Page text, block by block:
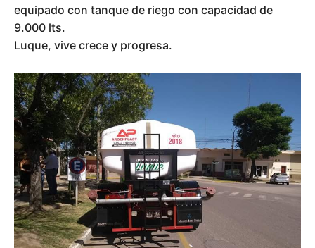
equipado con tanque de riego con capacidad de
9.000 lts.
Luque, vive crece y progresa.